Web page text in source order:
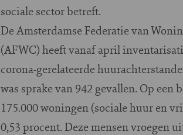
sociale sector betreft.
De Amsterdamse Federatie van
(AFWC) heeft vanaf april
corona-gerelateerde
was sprake van 942 gevallen. Op een
175.000 woningen (sociale huur en
0,53 procent. Deze mensen vroegen